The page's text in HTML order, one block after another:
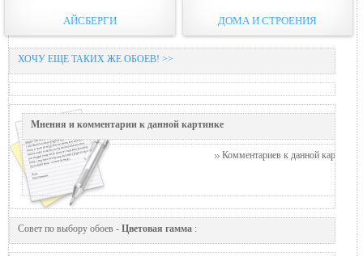
АЙСБЕРГИ ДОМА И СТРОЕНИЯ
ХОЧУ ЕЩЕ ТАКИХ ЖЕ ОБОЕВ! >>
Мнения и комментарии к данной картинке
Комментариев к данной картинке
Совет по выбору обоев - Цветовая гамма :